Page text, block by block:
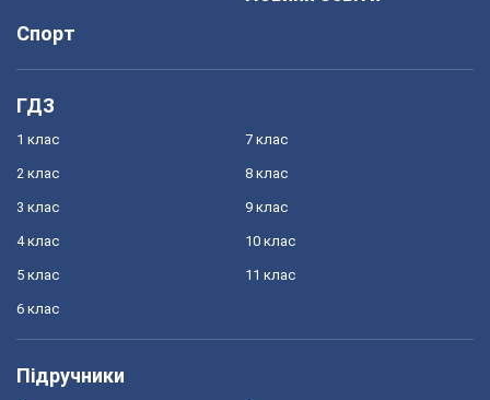
Спорт
ГДЗ
1 клас
2 клас
3 клас
4 клас
5 клас
6 клас
7 клас
8 клас
9 клас
10 клас
11 клас
Підручники